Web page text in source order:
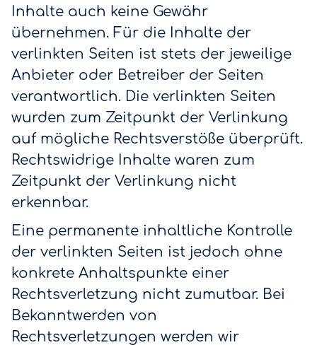
Inhalte auch keine Gewähr
übernehmen. Für die Inhalte der
verlinkten Seiten ist stets der jeweilige
Anbieter oder Betreiber der Seiten
verantwortlich. Die verlinkten Seiten
wurden zum Zeitpunkt der Verlinkung
auf mögliche Rechtsverstöße überprüft.
Rechtswidrige Inhalte waren zum
Zeitpunkt der Verlinkung nicht
erkennbar.
Eine permanente inhaltliche Kontrolle
der verlinkten Seiten ist jedoch ohne
konkrete Anhaltspunkte einer
Rechtsverletzung nicht zumutbar. Bei
Bekanntwerden von
Rechtsverletzungen werden wir